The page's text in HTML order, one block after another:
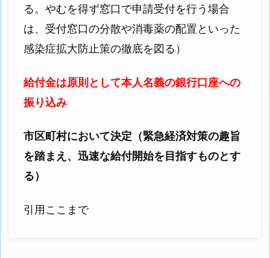
る。やむを得ず窓口で申請受付を行う場合
は、受付窓口の分散や消毒薬の配置といった
感染症拡大防止策の徹底を図る）
給付金は原則として本人名義の銀行口座への
振り込み
市区町村において決定（緊急経済対策の趣旨
を踏まえ、迅速な給付開始を目指すものとす
る）
引用ここまで